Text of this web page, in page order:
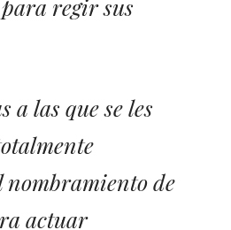
regir sus
a las que se les
nombramiento de
actuar